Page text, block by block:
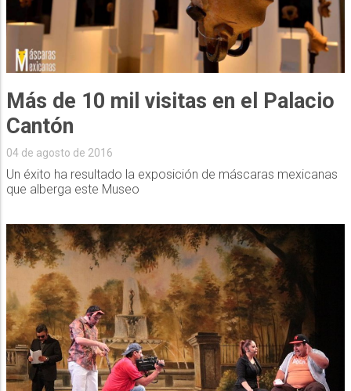
Más de 10 mil visitas en el Palacio
Cantón
04 de agosto de 2016
Un éxito ha resultado la exposición de máscaras mexicanas
que alberga este Museo